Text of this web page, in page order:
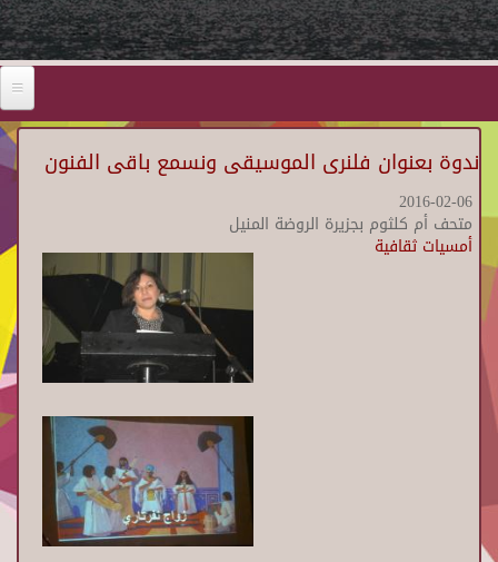
ندوة بعنوان فلنرى الموسيقى ونسمع باقى الفنون
2016-02-06
متحف أم كلثوم بجزيرة الروضة المنيل
أمسيات ثقافية